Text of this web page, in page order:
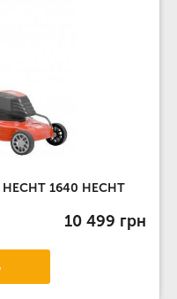
1640 HECHT
10 499 грн